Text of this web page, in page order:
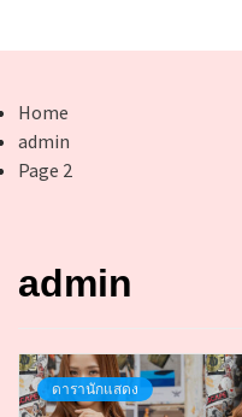
Home
admin
Page 2
admin
ดารานักแสดง